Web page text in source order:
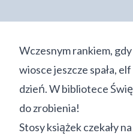
Wczesnym rankiem,
wiosce jeszcze spała,
dzień. W bibliotece
do zrobienia!
Stosy książek czekały